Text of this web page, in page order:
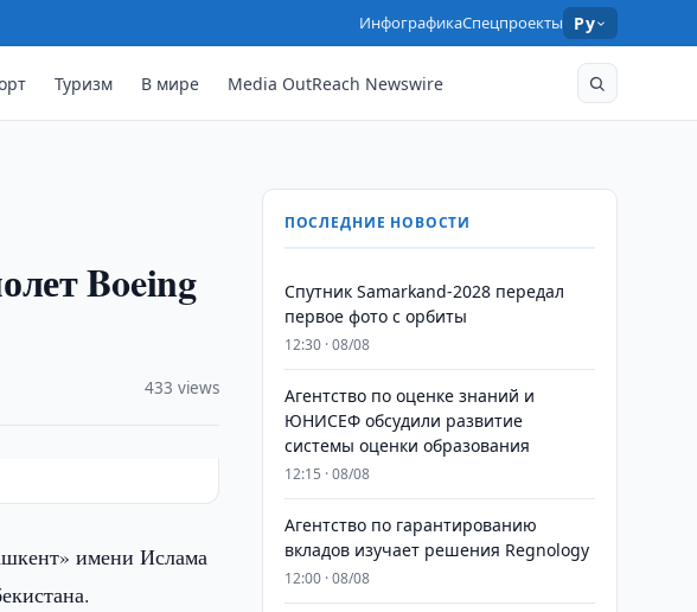
ИнфографикаСпецпроекты Ру
Туризм В мире Media OutReach Newswire
Boeing
433 views
имени Ислама
ПОСЛЕДНИЕ НОВОСТИ
Спутник Samarkand-2028 передал
первое фото с орбиты
12:30 · 08/08
Агентство по оценке знаний и
ЮНИСЕФ обсудили развитие
системы оценки образования
12:15 · 08/08
Агентство по гарантированию
вкладов изучает решения Regnology
12:00 · 08/08